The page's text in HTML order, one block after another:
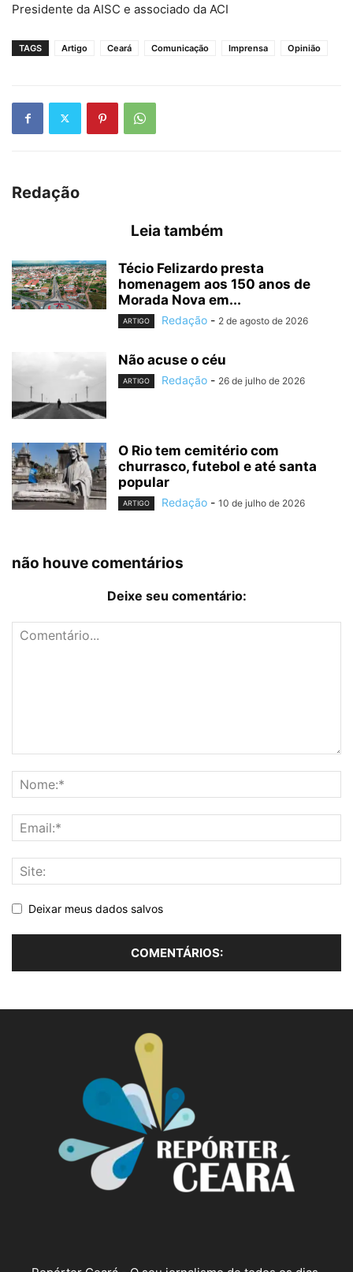
Presidente da AISC e associado da ACI
TAGS Artigo Ceará Comunicação Imprensa Opinião
Redação
Leia também
Técio Felizardo presta
homenagem aos 150 anos de
Morada Nova em...
ARTIGO Redação - 2 de agosto de 2026
Não acuse o céu
ARTIGO Redação - 26 de julho de 2026
O Rio tem cemitério com
churrasco, futebol e até santa
popular
ARTIGO Redação - 10 de julho de 2026
não houve comentários
Deixe seu comentário:
Deixar meus dados salvos